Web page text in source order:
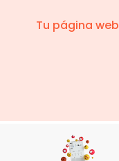
Tu página web